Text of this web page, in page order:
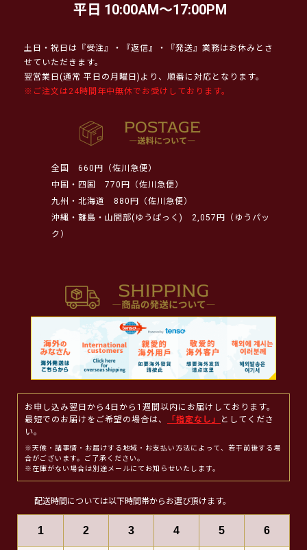
平日 10:00AM～17:00PM
土日・祝日は『受注』・『返信』・『発送』業務はお休みとさ
せていただきます。
翌営業日(通常 平日の月曜日)より、順番に対応となります。
※ご注文は24時間年中無休でお受けしております。
全国
660円（佐川急便）
中国・四国
770円（佐川急便）
九州・北海道
880円（佐川急便）
沖縄・離島・山間部(ゆうぱっく)
2,057円（ゆうパッ
ク）
お申し込み翌日から4日から1週間以内にお届けしております。
最短でのお届けをご希望の場合は、
「指定なし」
としてくださ
い。
※天候・諸事情・お届けする地域・お支払い方法によって、若干前後する場
合がございます。ご了承ください。
※在庫がない場合は別途メールにてお知らせいたします。
配送時間については以下時間帯からお選び頂けます。
1 2 3 4 5 6